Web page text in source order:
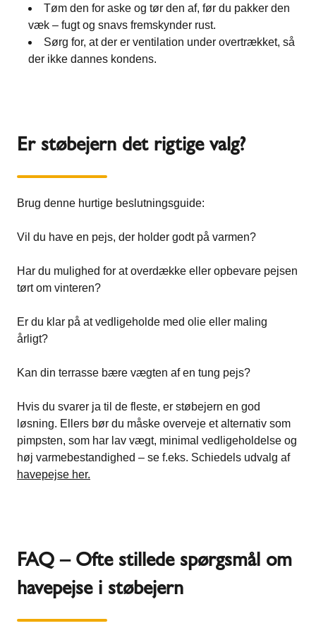
Tøm den for aske og tør den af, før du pakker den
væk – fugt og snavs fremskynder rust.
Sørg for, at der er ventilation under overtrækket, så
der ikke dannes kondens.
Er støbejern det rigtige valg?
Brug denne hurtige beslutningsguide:
Vil du have en pejs, der holder godt på varmen?
Har du mulighed for at overdække eller opbevare pejsen
tørt om vinteren?
Er du klar på at vedligeholde med olie eller maling
årligt?
Kan din terrasse bære vægten af en tung pejs?
Hvis du svarer ja til de fleste, er støbejern en god
løsning. Ellers bør du måske overveje et alternativ som
pimpsten, som har lav vægt, minimal vedligeholdelse og
høj varmebestandighed – se f.eks. Schiedels udvalg af
havepejse her.
FAQ – Ofte stillede spørgsmål om
havepejse i støbejern